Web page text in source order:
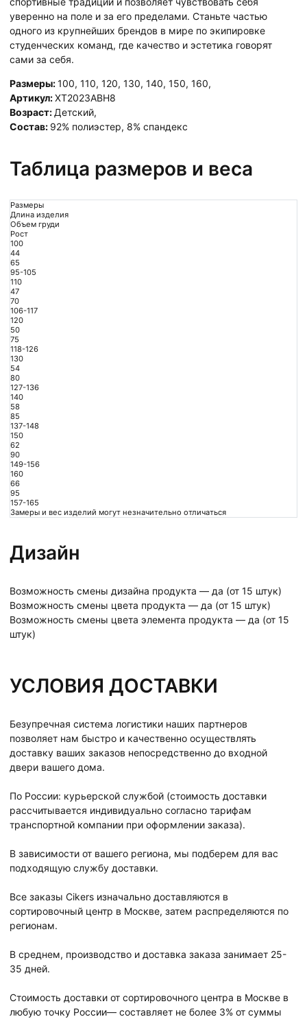
уверенно на поле и за его пределами. Станьте частью
одного из крупнейших брендов в мире по экипировке
студенческих команд, где качество и эстетика говорят
сами за себя.
Размеры:100, 110, 120, 130, 140, 150, 160,
Артикул:XT2023ABH8
Возраст: Детский,
Состав: 92% полиэстер, 8% спандекс
Таблица размеров и веса
Размеры
Длина изделия
Объем груди
Рост
100
44
65
95-105
110
47
70
106-117
120
50
75
118-126
130
54
80
127-136
140
58
85
137-148
150
62
90
149-156
160
66
95
157-165
Замеры и вес изделий могут незначительно отличаться
Дизайн
Возможность смены дизайна продукта — да (от 15 штук)
Возможность смены цвета продукта — да (от 15 штук)
Возможность смены цвета элемента продукта — да (от 15
штук)
УСЛОВИЯ ДОСТАВКИ
Безупречная система логистики наших партнеров
позволяет нам быстро и качественно осуществлять
доставку ваших заказов непосредственно до входной
двери вашего дома.
По России: курьерской службой (стоимость доставки
рассчитывается индивидуально согласно тарифам
транспортной компании при оформлении заказа).
В зависимости от вашего региона, мы подберем для вас
подходящую службу доставки.
Все заказы Cikers изначально доставляются в
сортировочный центр в Москве, затем распределяются по
регионам.
В среднем, производство и доставка заказа занимает 25-
35 дней.
Стоимость доставки от сортировочного центра в Москве в
любую точку России— составляет не более 3% от суммы